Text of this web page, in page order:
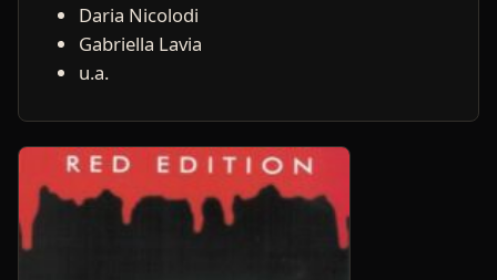
Daria Nicolodi
Gabriella Lavia
u.a.